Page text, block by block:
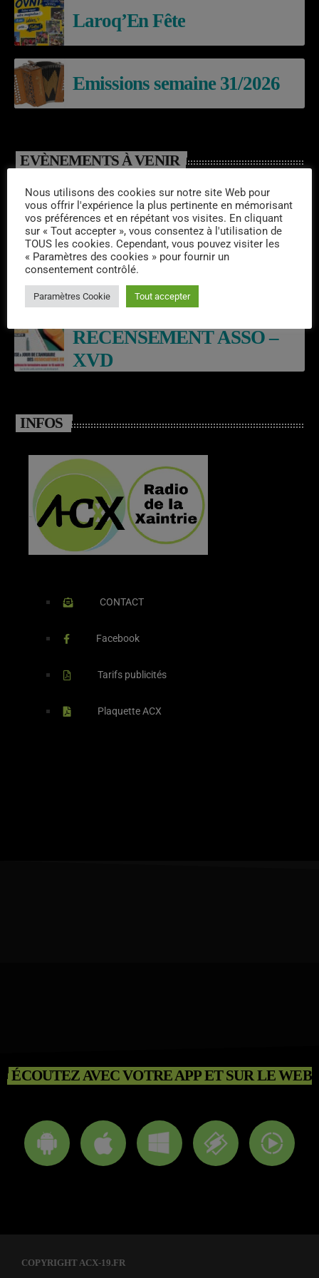
Laroq’En Fête
Emissions semaine 31/2026
EVÈNEMENTS À VENIR
BALADE THEATRALES
EN GABARE – ARGENTAT
19/09/2026 -EXPOSITION –
ARGENTAT
15/08/2026 –
RECENSEMENT ASSO –
XVD
INFOS
CONTACT
Facebook
Tarifs publicités
Plaquette ACX
ÉCOUTEZ AVEC VOTRE APP ET SUR LE WEB
COPYRIGHT ACX-19.FR
Nous utilisons des cookies sur notre site Web pour
vous offrir l'expérience la plus pertinente en mémorisant
vos préférences et en répétant vos visites. En cliquant
sur « Tout accepter », vous consentez à l'utilisation de
TOUS les cookies. Cependant, vous pouvez visiter les
« Paramètres des cookies » pour fournir un
consentement contrôlé.
Paramètres Cookie Tout accepter